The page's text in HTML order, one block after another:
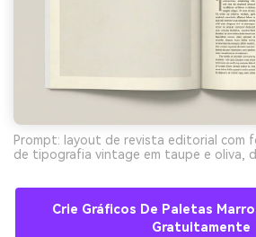
Prompt: layout de revista editorial com
de tipografia vintage em taupe e oliva,
Crie Gráficos De Paletas
Gratuitamente